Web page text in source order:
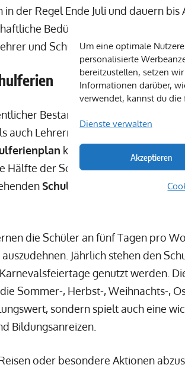
Um eine optimale
personalisierte
bereitzustellen, setzen
Informationen darüber,
verwendet, kannst du
Dienste verwalten
Akzeptieren
der Regel Ende Juli und dauern bis
Bedürfnisse zurückzuführen
und Schüler, um die schulfreien
Bestandteil des
auch Lehrern die Möglichkeit zur
klar strukturiert und hilft
Hälfte der Schülerinnen und Schüler
Schulferien
die Schüler an fünf Tagen pro
Jährlich stehen den
genutzt werden.
Sommer-, Herbst-, Weihnachts-,
sondern spielt auch eine
Bildungsanreizen.
oder besondere Aktionen